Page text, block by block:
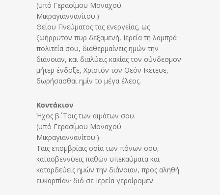
(υπό Γερασίμου Μοναχού
Μικραγιαννανίτου.)
Θείου Πνεύματος τας ενεργείας, ως
ζωήρρυτον πυρ δεξαμενή, Ιερεία τη λαμπρά
πολιτεία σου, διαθερμαίνεις ημών την
διάνοιαν, και διαλύεις κακίας τον σύνδεσμον·
μήτερ ένδοξε, Χριστόν τον Θεόν Ικέτευε,
δωρήσασθαι ημίν το μέγα έλεος.
Κοντάκιον
Ήχος β΄. Τοις των αιμάτων σου.
(υπό Γερασίμου Μοναχού
Μικραγιαννανίτου.)
Ταις επομβρίαις οσία των πόνων σου,
κατασβεννύεις παθών υπεκαύματα και
καταρδεύεις ημών την διάνοιαν, προς αληθή
ευκαρπίαν· διό σε Ιερεία γεραίρομεν.